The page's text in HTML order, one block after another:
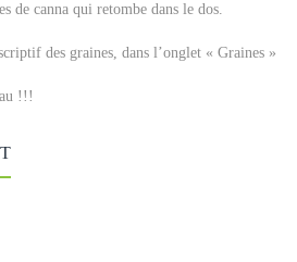
de canna qui retombe dans le dos.
des graines, dans l’onglet « Graines »
!!!